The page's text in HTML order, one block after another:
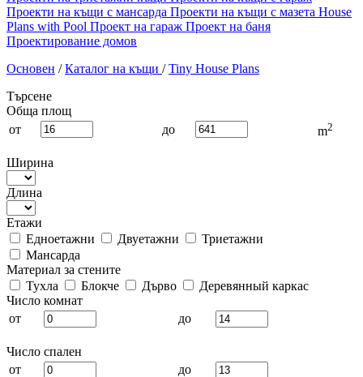
Проекти на къщи с мансарда Проекти на къщи с мазета House
Plans with Pool Проект на гараж Проект на баня
Проектирование домов
Основен / Каталог на къщи / Tiny House Plans
Търсене
Обща площ
от
до m2
Ширина
Длина
Етажи
Едноетажни
Двуетажни
Триетажни
Мансарда
Материал за стените
Тухла
Блокче Дърво
Деревянный каркас
Число комнат
от
до
Число спален
от
до